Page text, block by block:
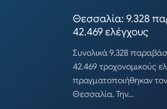
Θεσσαλία: 9.328
42.469 ελέγχους
Συνολικά 9.328
42.469 τροχονομικούς
πραγματοποιήθηκαν
Θεσσαλία. Την…